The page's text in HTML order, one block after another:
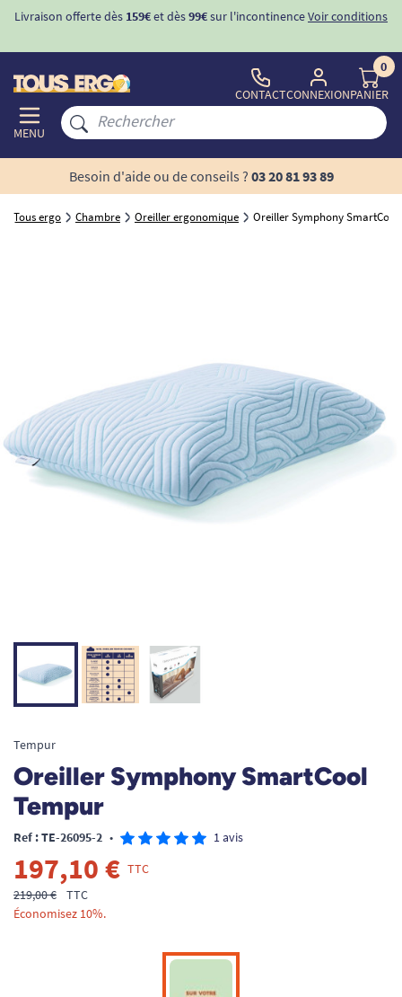
Livraison offerte dès 159€et dès99€sur l'incontinenceVoir conditions
MENU
CONTACTCONNEXION
0
PANIER
Besoin d'aide ou de conseils ? 03 20 81 93 89
Tous ergo Chambre Oreiller ergonomique Oreiller Symphony SmartCool
Tempur
Oreiller Symphony SmartCool
Tempur
Ref : TE-26095-2 • 1 avis
197,10 € TTC
219,00 €
TTC
Économisez 10%.